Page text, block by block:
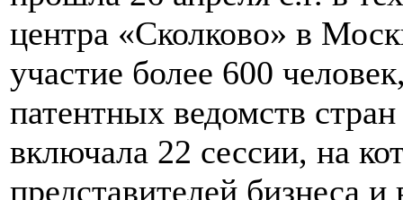
центра «Сколково» в
участие более 600
патентных ведомств
включала 22 сессии, на
представителей бизнеса